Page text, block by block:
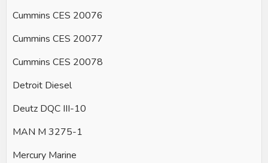
Cummins CES 20076
Cummins CES 20077
Cummins CES 20078
Detroit Diesel
Deutz DQC III-10
MAN M 3275-1
Mercury Marine